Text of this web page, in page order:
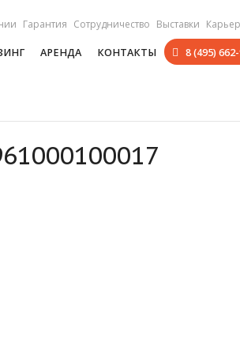
Гарантия Сотрудничество Выставки
АРЕНДА КОНТАКТЫ 8 (495)